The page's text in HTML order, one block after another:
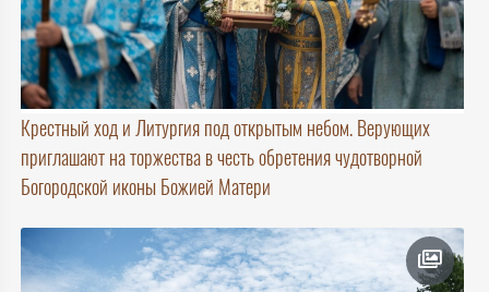
Крестный ход и Литургия под открытым небом. Верующих
приглашают на торжества в честь обретения чудотворной
Богородской иконы Божией Матери